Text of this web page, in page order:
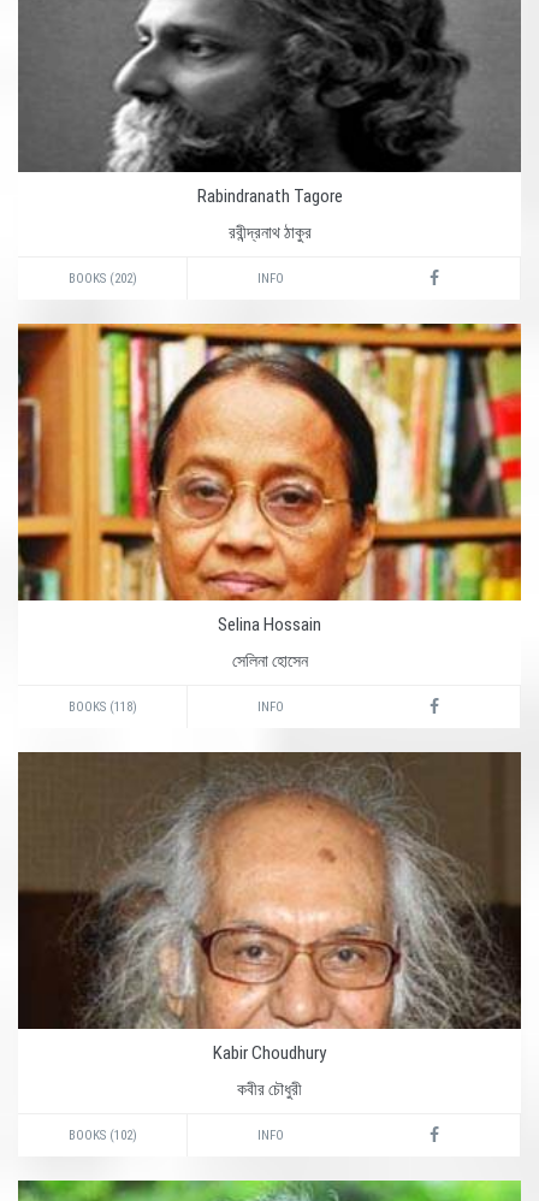
Rabindranath Tagore
রবীন্দ্রনাথ ঠাকুর
BOOKS (202) INFO
Selina Hossain
সেলিনা হোসেন
BOOKS (118) INFO
Kabir Choudhury
কবীর চৌধুরী
BOOKS (102) INFO